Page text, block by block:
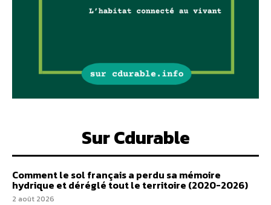
Sur Cdurable
Comment le sol français a perdu sa mémoire
hydrique et déréglé tout le territoire (2020-2026)
2 août 2026